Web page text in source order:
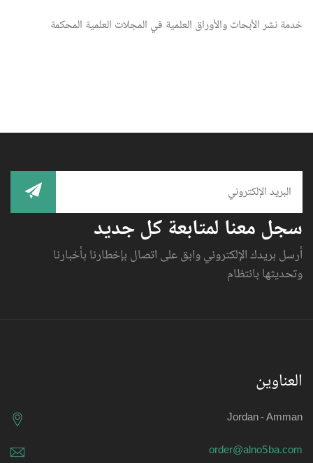
خدمة نشر الأبحاث والأوراق العلمية في المجلات العلمية المحكمة
سجل معنا لمتابعة كل جديد
أرسل بريدك الإلكتروني وابق على اتصال بإخطارنا بأخبارنا
وتحديثها بانتظام
العناوين
Jordan - Amman
order@alno5ba.com